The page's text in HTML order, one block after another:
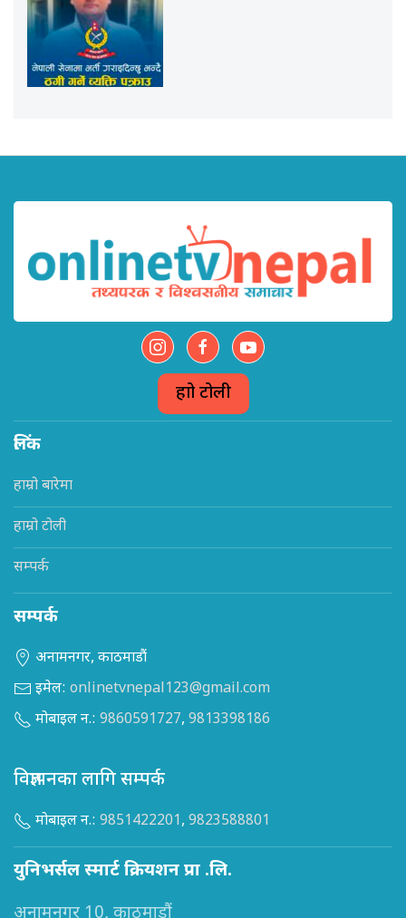
हाम्रो टोली
लिंक
हाम्रो बारेमा
हाम्रो टोली
सम्पर्क
सम्पर्क
अनामनगर, काठमाडौं
इमेल: onlinetvnepal123@gmail.com
मोबाइल न.: 9860591727, 9813398186
विज्ञापनका लागि सम्पर्क
मोबाइल न.: 9851422201, 9823588801
युनिभर्सल स्मार्ट क्रियशन प्रा .लि.